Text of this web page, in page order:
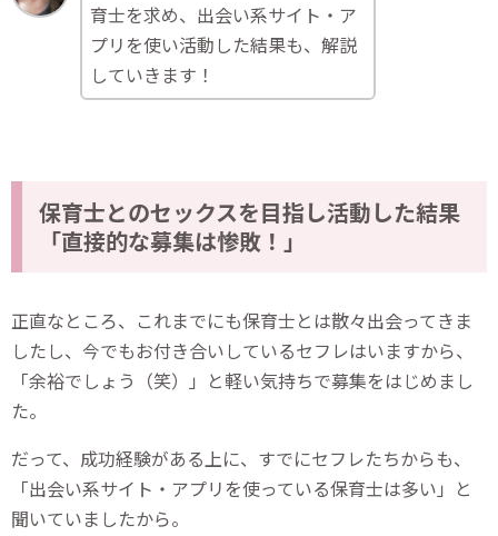
育士を求め、出会い系サイト・ア
プリを使い活動した結果も、解説
していきます！
保育士とのセックスを目指し活動した結果
「直接的な募集は惨敗！」
正直なところ、これまでにも保育士とは散々出会ってきま
したし、今でもお付き合いしているセフレはいますから、
「余裕でしょう（笑）」と軽い気持ちで募集をはじめまし
た。
だって、成功経験がある上に、すでにセフレたちからも、
「出会い系サイト・アプリを使っている保育士は多い」と
聞いていましたから。